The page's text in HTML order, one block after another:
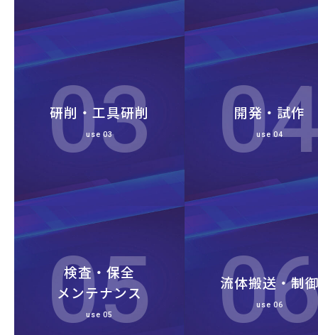
研削・工具研削
use 03
開発・試作
use 04
検査・保全
メンテナンス
use 05
流体搬送・制
use 06